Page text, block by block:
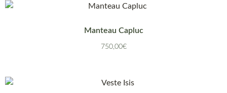
Manteau Capluc
750,00€